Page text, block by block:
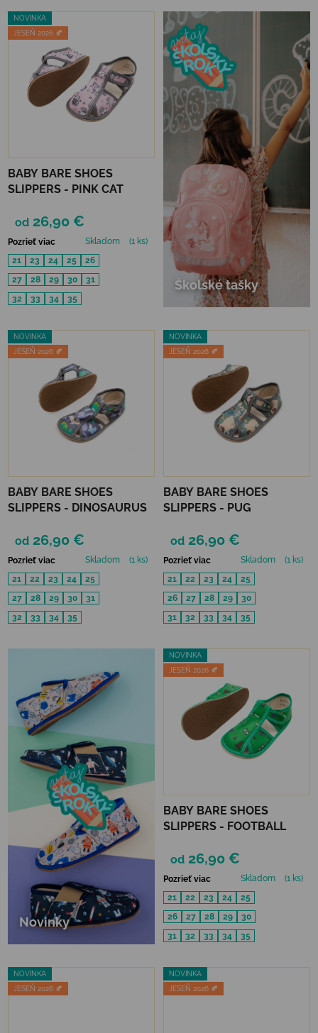
Výpis produktov
NOVINKA
JESEŇ 2026 🍂
BABY BARE SHOES
SLIPPERS - PINK CAT
od 26,90 €
Pozrieť viac Skladom
(1 ks)
21
23 24 25
26
27
28 29 30
31
32
33 34 35
Školské tašky
NOVINKA
JESEŇ 2026 🍂
BABY BARE SHOES
SLIPPERS - DINOSAURUS
od 26,90 €
Pozrieť viac Skladom
(1 ks)
21
22 23 24
25
27
28 29 30
31
32
33 34 35
NOVINKA
JESEŇ 2026 🍂
BABY BARE SHOES
SLIPPERS - PUG
od 26,90 €
Pozrieť viac Skladom
(1 ks)
21
22 23 24
25
26
27 28 29
30
31
32 33 34 35
Novinky
NOVINKA
JESEŇ 2026 🍂
BABY BARE SHOES
SLIPPERS - FOOTBALL
od 26,90 €
Pozrieť viac Skladom
(1 ks)
21
22 23 24
25
26
27 28 29
30
31
32 33 34 35
NOVINKA
JESEŇ 2026 🍂
NOVINKA
JESEŇ 2026 🍂